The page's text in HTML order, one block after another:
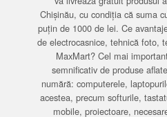
Chișinău, cu condiția că suma
puțin de 1000 de lei. Ce
de electrocasnice, tehnică foto,
MaxMart? Cel mai
semnificativ de produse
numără: computerele,
acestea, precum softurile,
mobile, proiectoare,